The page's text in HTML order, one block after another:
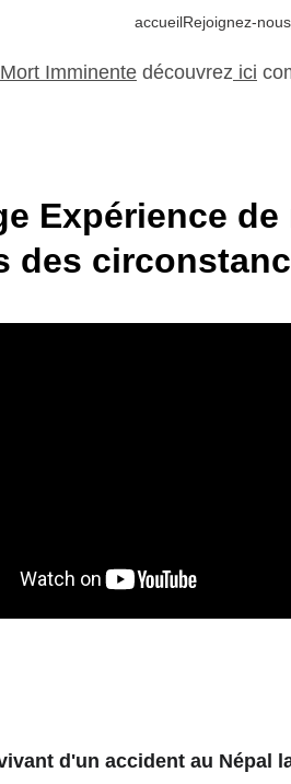
accueilRejoignez-nous
Imminente découvrez ici
Expérience
des
d'un accident au Népal